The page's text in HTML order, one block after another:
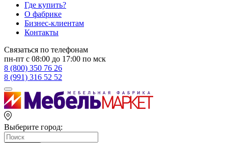
Где купить?
О фабрике
Бизнес-клиентам
Контакты
Связаться по телефонам
пн-пт с 08:00 до 17:00 по мск
8 (800) 350 76 26
8 (991) 316 52 52
Выберите город: